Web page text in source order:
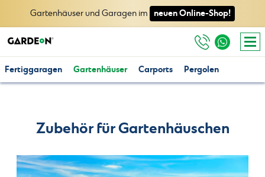
Gartenhäuser und Garagen im neuen Online-Shop!
Fertiggaragen Gartenhäuser Carports Pergolen
Zubehör für Gartenhäuschen